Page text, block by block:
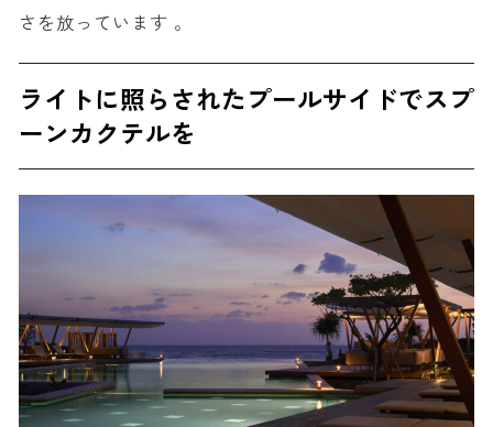
さを放っています 。
ライトに照らされたプールサイドでスプ
ーンカクテルを